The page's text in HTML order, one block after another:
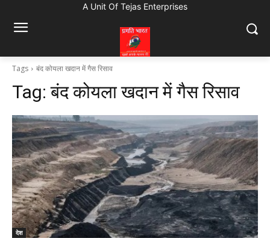
A Unit Of Tejas Enterprises
Tags बंद कोयला खदान में गैस रिसाव
Tag:बंद कोयला खदान में गैस रिसाव
देश